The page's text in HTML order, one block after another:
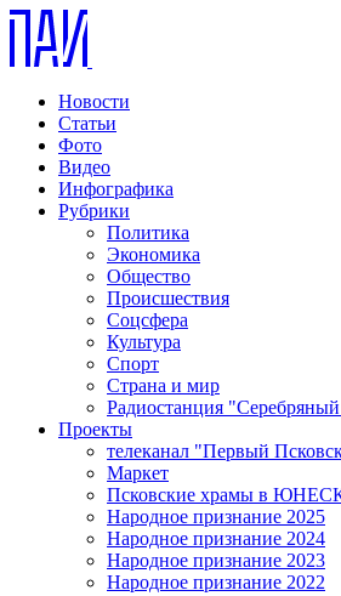
Новости
Статьи
Фото
Видео
Инфографика
Рубрики
Политика
Экономика
Общество
Происшествия
Соцсфера
Культура
Спорт
Страна и мир
Радиостанция
Проекты
телеканал "Первый
Маркет
Псковские храмы в
Народное признание 2025
Народное признание 2024
Народное признание 2023
Народное признание 2022